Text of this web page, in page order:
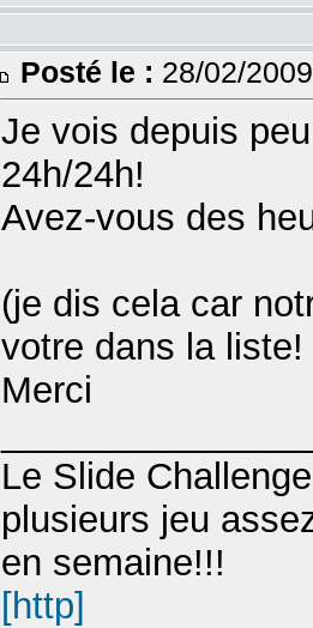
Posté le : 28/02/
Je vois depuis
24h/24h!
Avez-vous des
(je dis cela car
votre dans la liste!
Merci
Le Slide
plusieurs jeu
en semaine!!!
[http]